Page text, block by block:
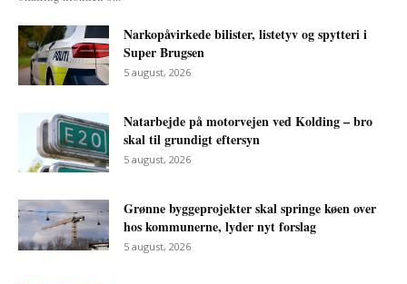
Narkopåvirkede bilister, listetyv og spytteri i
Super Brugsen
5 august, 2026
Natarbejde på motorvejen ved Kolding – bro
skal til grundigt eftersyn
5 august, 2026
Grønne byggeprojekter skal springe køen over
hos kommunerne, lyder nyt forslag
5 august, 2026